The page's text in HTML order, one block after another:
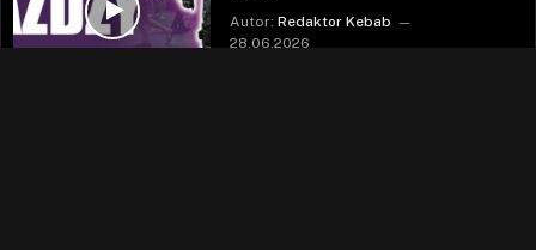
Autor: Redaktor Kebab
28.06.2026